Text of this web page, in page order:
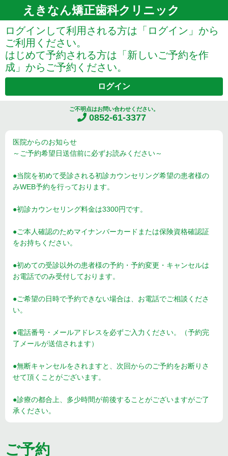
えきなん矯正歯科クリニック
ご不明点はお問い合わせください。
0852-61-3377
ログインして利用される方は「ログイン」から
ご利用ください。
はじめて予約される方は「新しいご予約を作
成」からご予約ください。
ログイン
医院からのお知らせ
～ご予約希望日送信前に必ずお読みください～
●当院を初めて受診される初診カウンセリング希望の患者様の
みWEB予約を行っております。
●初診カウンセリング料金は3300円です。
●ご本人確認のためマイナンバーカードまたは保険資格確認証
をお持ちください。
●初めての受診以外の患者様の予約・予約変更・キャンセルは
お電話でのみ受付しております。
●ご希望の日時で予約できない場合は、お電話でご相談くださ
い。
●電話番号・メールアドレスを必ずご入力ください。（予約完
了メールが送信されます）
●無断キャンセルをされますと、次回からのご予約をお断りさ
せて頂くことがございます。
●診療の都合上、多少時間が前後することがございますがご了
承ください。
ご予約